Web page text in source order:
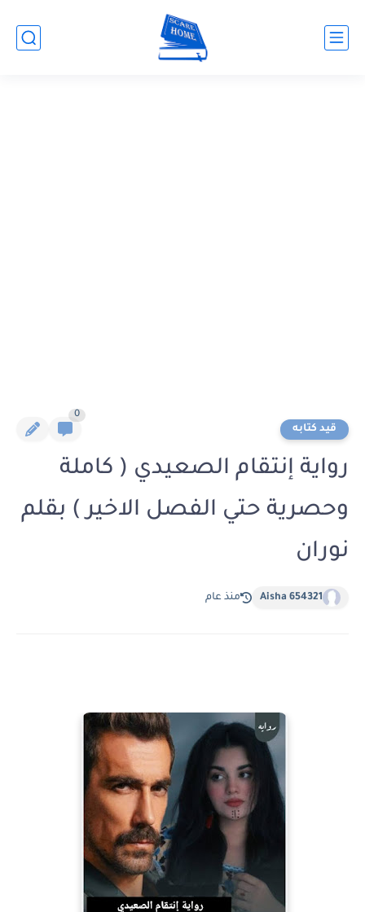
قيد كتابه
0
رواية إنتقام الصعيدي ( كاملة
وحصرية حتي الفصل الاخير ) بقلم
نوران
Aisha 654321 منذ عام